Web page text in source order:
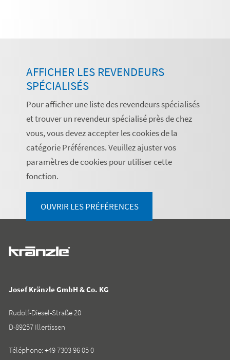
AFFICHER LES REVENDEURS
SPÉCIALISÉS
Pour afficher une liste des revendeurs spécialisés
et trouver un revendeur spécialisé près de chez
vous, vous devez accepter les cookies de la
catégorie Préférences. Veuillez ajuster vos
paramètres de cookies pour utiliser cette
fonction.
OUVRIR LES PRÉFÉRENCES
Josef Kränzle GmbH & Co. KG
Rudolf-Diesel-Straße 20
D-89257 Illertissen
Téléphone:+49 7303 96 05 0